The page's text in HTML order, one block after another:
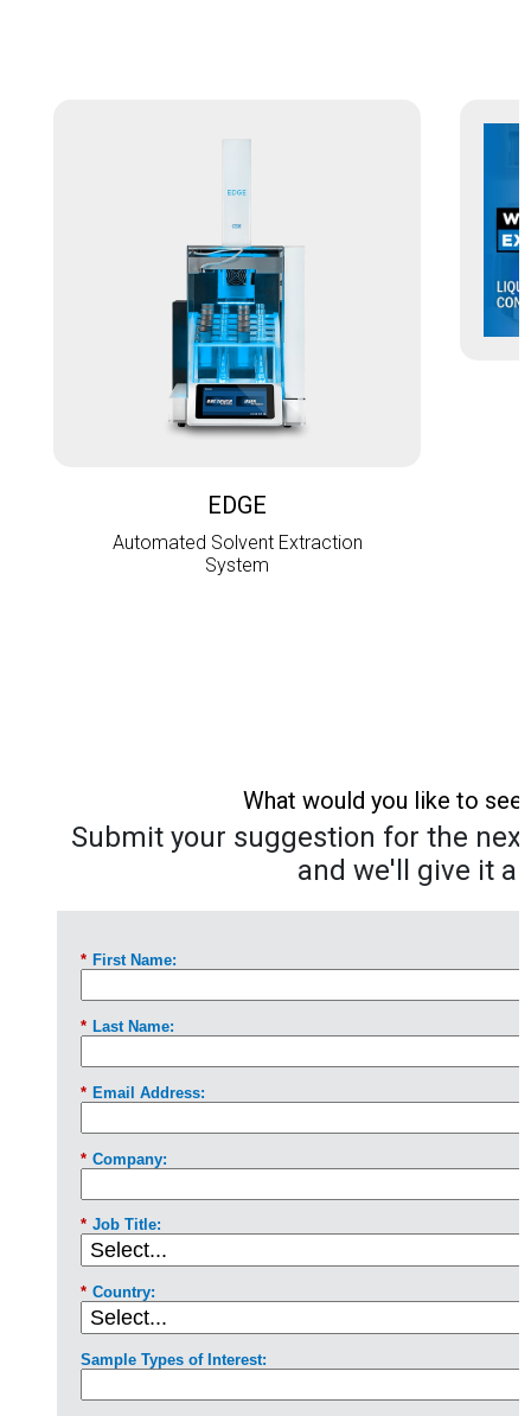
EDGE
Automated Solvent Extraction
System
What would you like to
Submit your suggestion for the
and we'll give it a